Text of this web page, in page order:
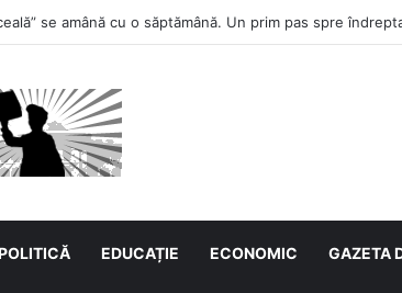
în noul sezon de Liga 2. Obiectiv clar înaintea
EDUCAȚIE ECONOMIC GAZETA